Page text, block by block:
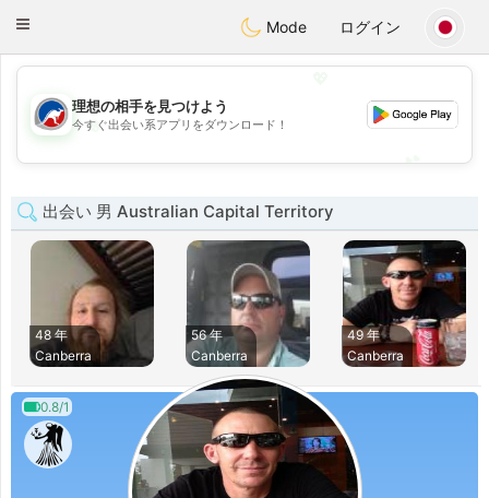
AustraliaChat
Toggle
Mode ログイン
💖
💕
理想の相手を見つけよう
今すぐ出会い系アプリをダウンロード！
出会い 男 Australian Capital Territory
48 年
Canberra
56 年
Canberra
49 年
Canberra
0.8/1